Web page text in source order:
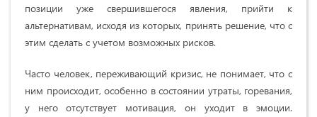
позиции уже свершившегося явления, прийти к
альтернативам, исходя из которых, принять решение, что с
этим сделать с учетом возможных рисков.
Часто человек, переживающий кризис, не понимает, что с
ним происходит, особенно в состоянии утраты, горевания,
у него отсутствует мотивация, он уходит в эмоции.